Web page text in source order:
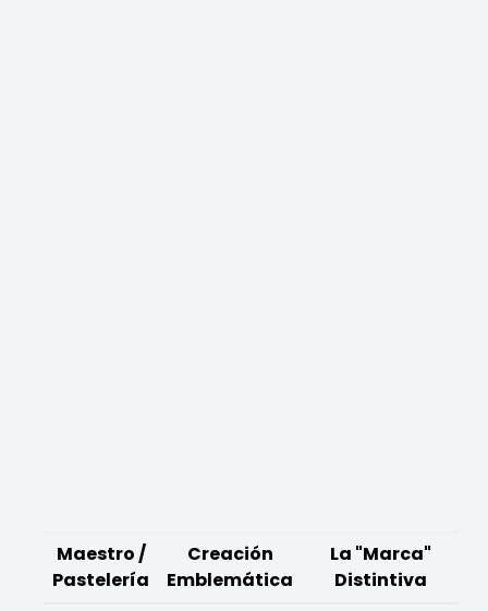
Maestro /
Pastelería
Creación
Emblemática
La "Marca"
Distintiva